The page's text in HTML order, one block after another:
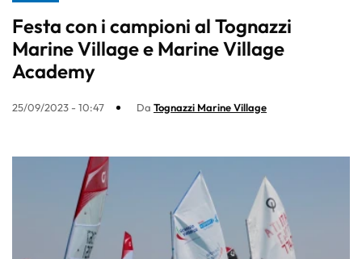
Festa con i campioni al Tognazzi
Marine Village e Marine Village
Academy
25/09/2023 - 10:47 Da Tognazzi Marine Village